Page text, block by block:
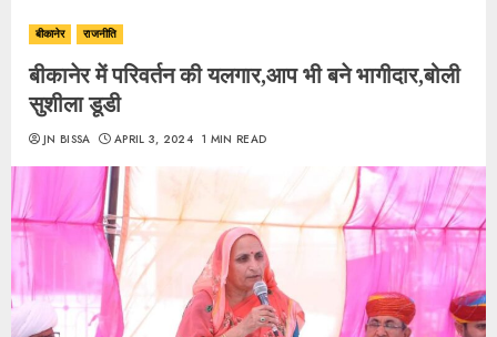
बीकानेर राजनीति
बीकानेर में परिवर्तन की यलगार,आप भी बने भागीदार,बोली
सुशीला डूडी
JN BISSA APRIL 3, 2024 1 MIN READ